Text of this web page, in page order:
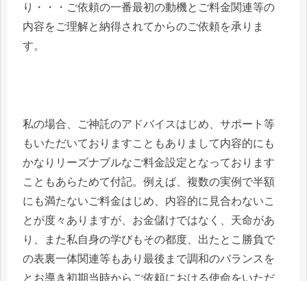
り・・・ご依頼の一番最初の動機とご料金関連等の
内容をご理解と納得されてからのご依頼を承りま
す。
私の場合、ご神託のアドバイスはじめ、サポート等
もいただいておりますこともありまして内容的にも
かなりリーズナブルなご料金設定となっております
こともあらためて付記。例えば、複数の実例で半額
にも満たないご料金はじめ、内容的に見合わないこ
とが度々ありますが、お金儲けではなく、天命があ
り、また私自身の学びもその都度、出たとこ勝負で
の表裏一体関連等もあり最後まで調和のバランスを
とお導き初期当時からご依頼における使命をいただ